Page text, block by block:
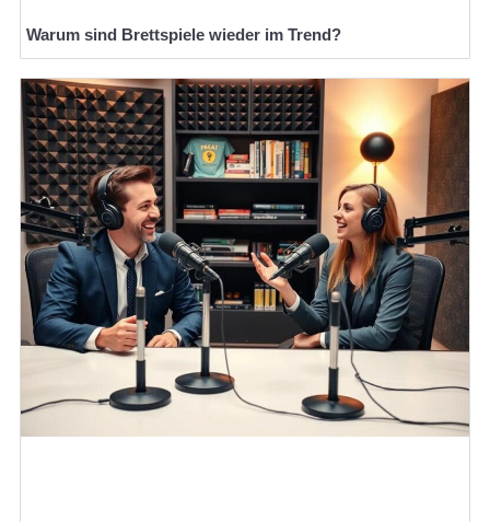
Warum sind Brettspiele wieder im Trend?